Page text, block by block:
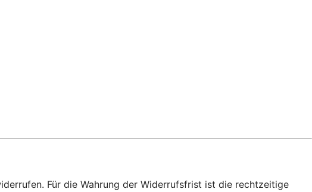
Für die Wahrung der Widerrufsfrist ist die rechtzeitige